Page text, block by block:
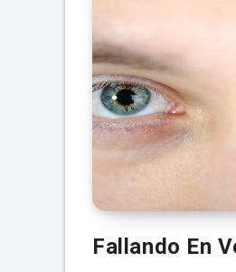
Fallando En